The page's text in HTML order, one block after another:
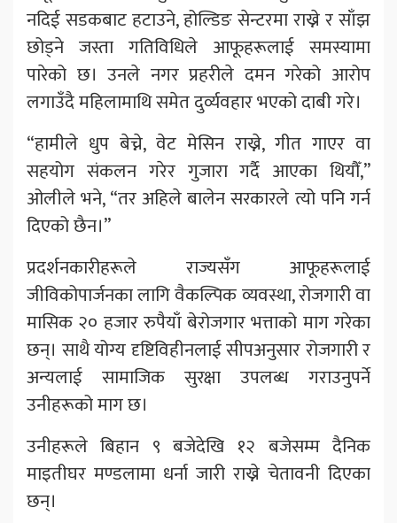
नदिई सडकबाट हटाउने, होल्डिङ सेन्टरमा राख्ने र साँझ
छोड्ने जस्ता गतिविधिले आफूहरूलाई समस्यामा
पारेको छ। उनले नगर प्रहरीले दमन गरेको आरोप
लगाउँदै महिलामाथि समेत दुर्व्यवहार भएको दाबी गरे।
“हामीले धुप बेच्ने, वेट मेसिन राख्ने, गीत गाएर वा
सहयोग संकलन गरेर गुजारा गर्दै आएका थियौँ,”
ओलीले भने, “तर अहिले बालेन सरकारले त्यो पनि गर्न
दिएको छैन।”
प्रदर्शनकारीहरूले राज्यसँग आफूहरूलाई
जीविकोपार्जनका लागि वैकल्पिक व्यवस्था, रोजगारी वा
मासिक २० हजार रुपैयाँ बेरोजगार भत्ताको माग गरेका
छन्। साथै योग्य दृष्टिविहीनलाई सीपअनुसार रोजगारी र
अन्यलाई सामाजिक सुरक्षा उपलब्ध गराउनुपर्ने
उनीहरूको माग छ।
उनीहरूले बिहान ९ बजेदेखि १२ बजेसम्म दैनिक
माइतीघर मण्डलामा धर्ना जारी राख्ने चेतावनी दिएका
छन्।